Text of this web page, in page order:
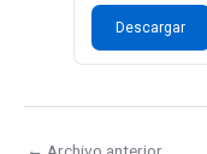
Descargar